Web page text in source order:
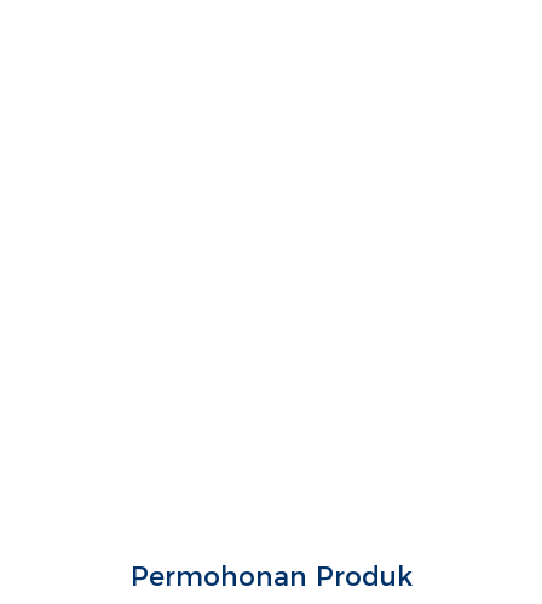
Permohonan Produk